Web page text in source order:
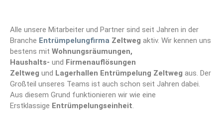
Alle unsere Mitarbeiter und Partner sind seit Jahren in der
Branche Entrümpelungfirma Zeltweg aktiv. Wir kennen uns
bestens mit Wohnungsräumungen,
Haushalts- und Firmenauflösungen
Zeltweg und Lagerhallen Entrümpelung Zeltweg aus. Der
Großteil unseres Teams ist auch schon seit Jahren dabei.
Aus diesem Grund funktionieren wir wie eine
Erstklassige Entrümpelungseinheit.